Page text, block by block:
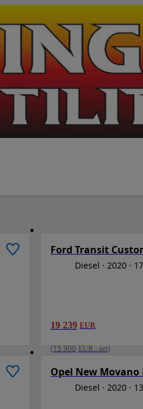
Diesel 2020
19 239 EUR
(15 900 EUR - net)
Diesel 2020